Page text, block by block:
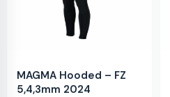
MAGMA Hooded – FZ
5,4,3mm 2024